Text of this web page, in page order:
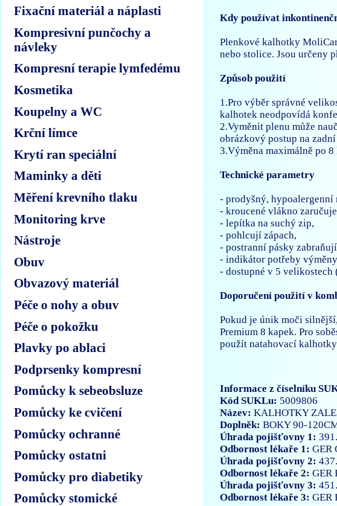
Fixační materiál a náplasti
Kompresivní punčochy a
návleky
Kompresní terapie lymfedému
Kosmetika
Koupelny a WC
Krční límce
Krytí ran speciální
Maminky a děti
Měření krevního tlaku
Monitoring krve
Nástroje
Obuv
Obvazový materiál
Péče o nohy a obuv
Péče o pokožku
Plavky po ablaci
Podprsenky kompresní
Pomůcky k sebeobsluze
Pomůcky ke cvičení
Pomůcky ochranné
Pomůcky ostatni
Pomůcky pro diabetiky
Pomůcky stomické
Kdy používat
Plenkové kalhotky
nebo stolice. Jsou určeny
Způsob použití
1.Pro výběr správné
kalhotek neodpovídá
2.Vyměnit plenu může
obrázkový postup na
3.Výměna maximálně po 8
Technické parametry
- prodyšný, hypoalergenní
- kroucené vlákno
- lepítka na suchý zip,
- pohlcují zápach,
- postranní pásky
- indikátor potřeby
- dostupné v 5 velikostech
Doporučení použití v
Pokud je únik moči
Premium 8 kapek. Pro
použít natahovací
Informace z číselníku
Kód SUKLu: 5009806
Název: KALHOTKY
Doplněk: BOKY 90-
Úhrada pojišťovny 1:
Odbornost lékaře 1: GER
Úhrada pojišťovny 2:
Odbornost lékaře 2: GER
Úhrada pojišťovny 3:
Odbornost lékaře 3: GER